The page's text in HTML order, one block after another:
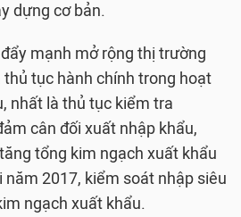
dựng cơ bản.
mạnh mở rộng thị trường
tục hành chính trong hoạt
nhất là thủ tục kiểm tra
cân đối xuất nhập khẩu,
tổng kim ngạch xuất khẩu
năm 2017, kiểm soát nhập siêu
ngạch xuất khẩu.